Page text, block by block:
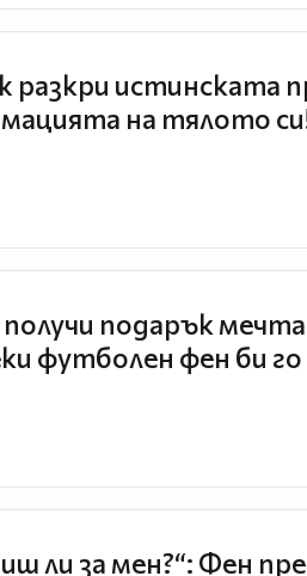
истинската
на тялото
подарък
футболен фен би го
ли за мен?“: Фен